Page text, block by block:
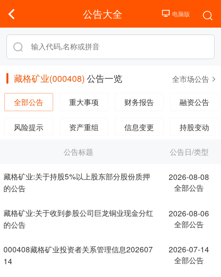
公告大全
藏格矿业(000408) 公告一览 全市场公告
全部公告 重大事项 财务报告 融资公告
风险提示 资产重组 信息变更 持股变动
公告标题 公告日/类型
藏格矿业:关于持股5%以上股东部分股份质押
的公告
2026-08-08
全部公告
藏格矿业:关于收到参股公司巨龙铜业现金分红
的公告
2026-08-06
全部公告
000408藏格矿业投资者关系管理信息202607
14
2026-07-14
全部公告